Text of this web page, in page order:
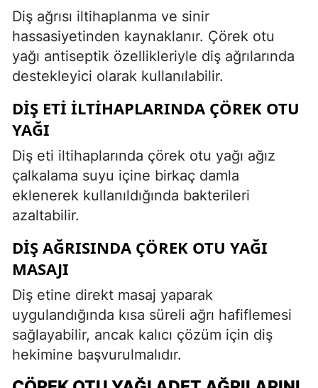
Diş ağrısı iltihaplanma ve sinir
hassasiyetinden kaynaklanır. Çörek otu
yağı antiseptik özellikleriyle diş ağrılarında
destekleyici olarak kullanılabilir.
DIŞ ETI İLTIHAPLARINDA ÇÖREK OTU
YAĞI
Diş eti iltihaplarında çörek otu yağı ağız
çalkalama suyu içine birkaç damla
eklenerek kullanıldığında bakterileri
azaltabilir.
DIŞ AĞRISINDA ÇÖREK OTU YAĞI
MASAJI
Diş etine direkt masaj yaparak
uygulandığında kısa süreli ağrı hafiflemesi
sağlayabilir, ancak kalıcı çözüm için diş
hekimine başvurulmalıdır.